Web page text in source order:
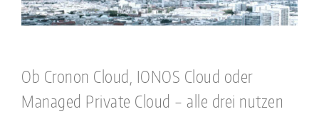
Ob Cronon Cloud, IONOS Cloud oder
Managed Private Cloud – alle drei nutzen